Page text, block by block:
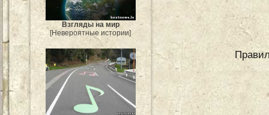
Взгляды на мир
[Невероятные истории]